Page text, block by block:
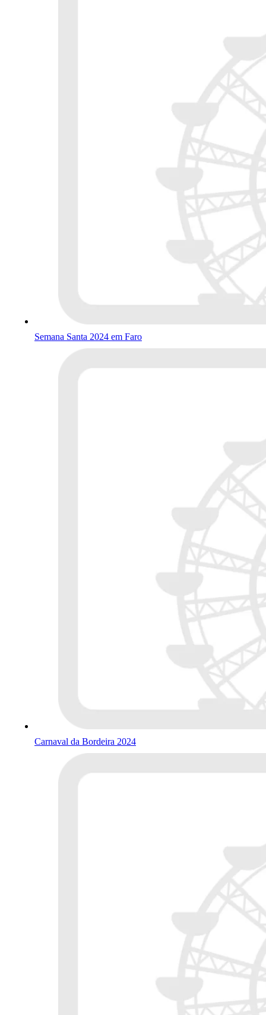
Semana Santa 2024 em Faro
Carnaval da Bordeira 2024